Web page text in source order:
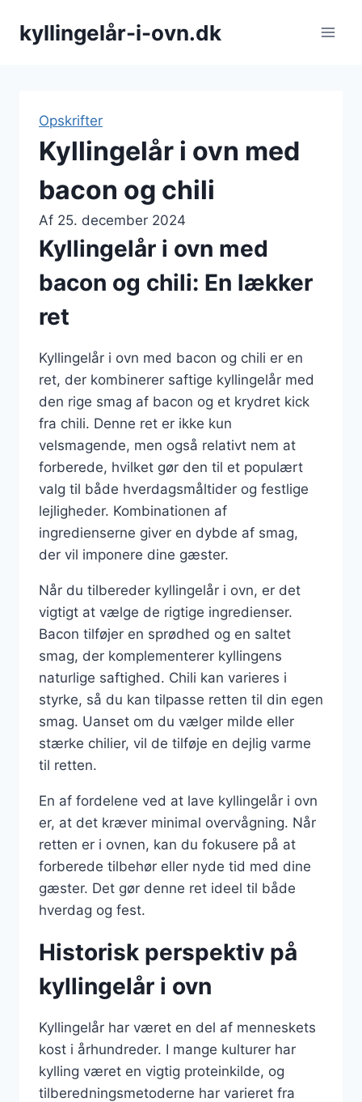
kyllingelår-i-ovn.dk
Opskrifter
Kyllingelår i ovn med
bacon og chili
Af 25. december 2024
Kyllingelår i ovn med
bacon og chili: En lækker
ret
Kyllingelår i ovn med bacon og chili er en
ret, der kombinerer saftige kyllingelår med
den rige smag af bacon og et krydret kick
fra chili. Denne ret er ikke kun
velsmagende, men også relativt nem at
forberede, hvilket gør den til et populært
valg til både hverdagsmåltider og festlige
lejligheder. Kombinationen af
ingredienserne giver en dybde af smag,
der vil imponere dine gæster.
Når du tilbereder kyllingelår i ovn, er det
vigtigt at vælge de rigtige ingredienser.
Bacon tilføjer en sprødhed og en saltet
smag, der komplementerer kyllingens
naturlige saftighed. Chili kan varieres i
styrke, så du kan tilpasse retten til din egen
smag. Uanset om du vælger milde eller
stærke chilier, vil de tilføje en dejlig varme
til retten.
En af fordelene ved at lave kyllingelår i ovn
er, at det kræver minimal overvågning. Når
retten er i ovnen, kan du fokusere på at
forberede tilbehør eller nyde tid med dine
gæster. Det gør denne ret ideel til både
hverdag og fest.
Historisk perspektiv på
kyllingelår i ovn
Kyllingelår har været en del af menneskets
kost i århundreder. I mange kulturer har
kylling været en vigtig proteinkilde, og
tilberedningsmetoderne har varieret fra